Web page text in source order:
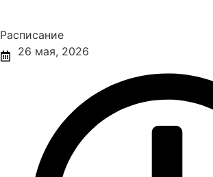
Расписание
26 мая, 2026